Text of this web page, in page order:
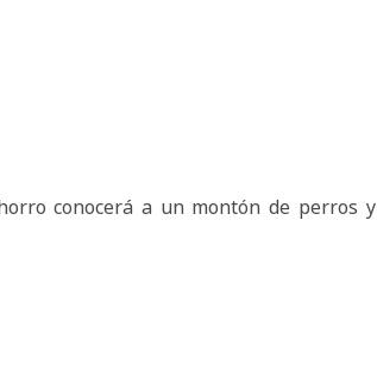
conocerá a un montón de perros y